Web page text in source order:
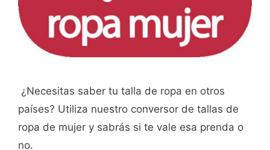
¿Necesitas saber tu talla de ropa en otros
países? Utiliza nuestro conversor de tallas de
ropa de mujer y sabrás si te vale esa prenda o
no.